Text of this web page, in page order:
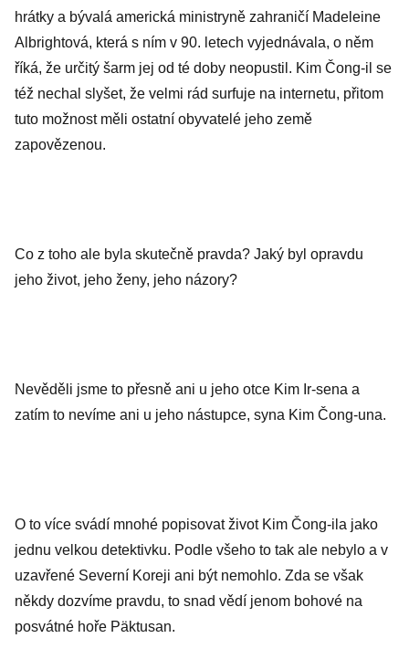
hrátky a bývalá americká ministryně zahraničí Madeleine
Albrightová, která s ním v 90. letech vyjednávala, o něm
říká, že určitý šarm jej od té doby neopustil. Kim Čong-il se
též nechal slyšet, že velmi rád surfuje na internetu, přitom
tuto možnost měli ostatní obyvatelé jeho země
zapovězenou.
Co z toho ale byla skutečně pravda? Jaký byl opravdu
jeho život, jeho ženy, jeho názory?
Nevěděli jsme to přesně ani u jeho otce Kim Ir-sena a
zatím to nevíme ani u jeho nástupce, syna Kim Čong-una.
O to více svádí mnohé popisovat život Kim Čong-ila jako
jednu velkou detektivku. Podle všeho to tak ale nebylo a v
uzavřené Severní Koreji ani být nemohlo. Zda se však
někdy dozvíme pravdu, to snad vědí jenom bohové na
posvátné hoře Päktusan.